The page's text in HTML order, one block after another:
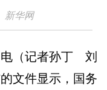
新华网
（记者孙丁 刘
文件显示，国务